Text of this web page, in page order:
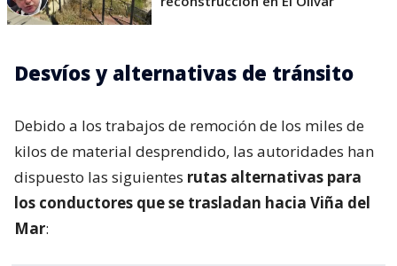
Desvíos y alternativas de tránsito
Debido a los trabajos de remoción de los miles de
kilos de material desprendido, las autoridades han
dispuesto las siguientes rutas alternativas para
los conductores que se trasladan hacia Viña del
Mar: